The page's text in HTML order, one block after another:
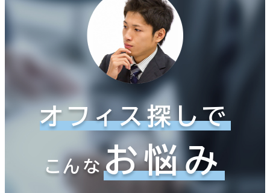
オフィス探しで
こんなお悩み